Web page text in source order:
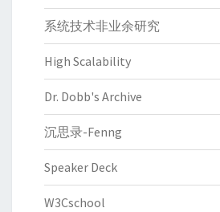
系统技术非业余研究
High Scalability
Dr. Dobb's Archive
沉思录-Fenng
Speaker Deck
W3Cschool